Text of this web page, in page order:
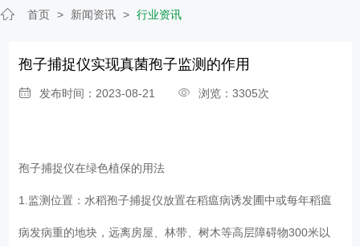
首页 > 新闻资讯 > 行业资讯
孢子捕捉仪实现真菌孢子监测的作用
发布时间：2023-08-21 浏览：3305次
孢子捕捉仪在绿色植保的用法
1.监测位置：水稻孢子捕捉仪放置在稻瘟病诱发圃中或每年稻瘟
病发病重的地块，远离房屋、林带、树木等高层障碍物300米以